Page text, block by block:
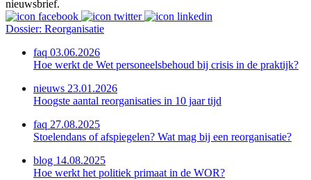
nieuwsbrief.
Dossier: Reorganisatie
faq 03.06.2026
Hoe werkt de Wet personeelsbehoud bij crisis in de praktijk?
nieuws 23.01.2026
Hoogste aantal reorganisaties in 10 jaar tijd
faq 27.08.2025
Stoelendans of afspiegelen? Wat mag bij een reorganisatie?
blog 14.08.2025
Hoe werkt het politiek primaat in de WOR?